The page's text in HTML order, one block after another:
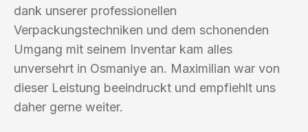
dank unserer professionellen
Verpackungstechniken und dem schonenden
Umgang mit seinem Inventar kam alles
unversehrt in Osmaniye an. Maximilian war von
dieser Leistung beeindruckt und empfiehlt uns
daher gerne weiter.